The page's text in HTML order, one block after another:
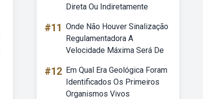
Direta Ou Indiretamente
#11 Onde Não Houver Sinalização
Regulamentadora A
Velocidade Máxima Será De
#12 Em Qual Era Geológica Foram
Identificados Os Primeiros
Organismos Vivos